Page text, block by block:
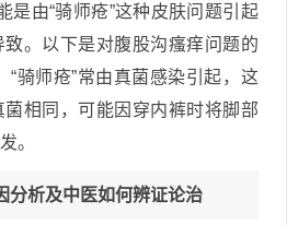
是由“骑师疮”这种皮肤问题引起
。以下是对腹股沟瘙痒问题的
骑师疮”常由真菌感染引起，这
相同，可能因穿内裤时将脚部
。
分析及中医如何辨证论治